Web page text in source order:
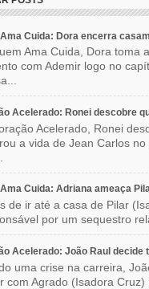
Cuida: Dora encerra
Ama Cuida, Dora toma
com Ademir logo no
Acelerado: Ronei descobre
Acelerado, Ronei
a vida de Jean Carlos
Cuida: Adriana ameaça
de ir até a casa de Pilar
por um sequestro
Acelerado: João Raul decide
uma crise na carreira,
com Agrado (Isadora